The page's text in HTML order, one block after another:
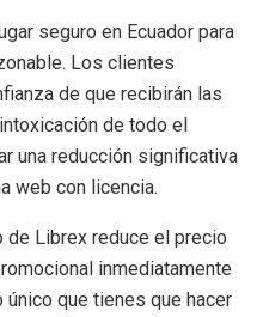
seguro en Ecuador para
Los clientes
de que recibirán las
de todo el
una reducción significativa
web con licencia.
de Librex reduce el precio
inmediatamente
que tienes que hacer